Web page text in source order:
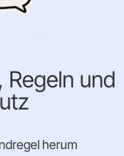
Regeln und
herum